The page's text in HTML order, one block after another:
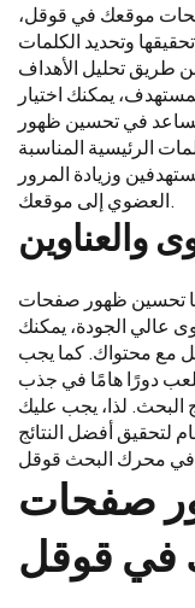
موقعك في قوقل،
وتحديد الكلمات
طريق تحليل الأهداف
يمكنك اختيار
في تحسين ظهور
الرئيسية المناسبة
وزيادة المرور
العضوي إلى موقعك.
والعناوين
تحسين ظهور صفحات
عالي الجودة، يمكنك
مع محتواك. كما يجب
دورًا هامًا في جذب
لذا، يجب عليك
لتحقيق أفضل النتائج
صفحات
في قوقل